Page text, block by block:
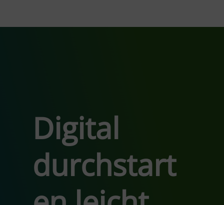
springen
Digital
durchstart